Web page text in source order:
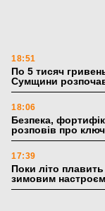
18:51
По 5 тисяч
Сумщини
18:06
Безпека,
розповів про
17:39
Поки літо
зимовим настроєм